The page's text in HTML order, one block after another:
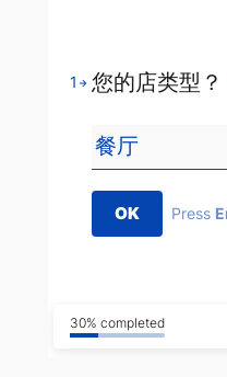
1 您的店类型？
OK Press
30% completed